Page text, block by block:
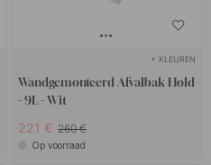
+ KLEUREN
Wandgemonteerd Afvalbak Hold
- 9L - Wit
221 € 260 €
Op voorraad